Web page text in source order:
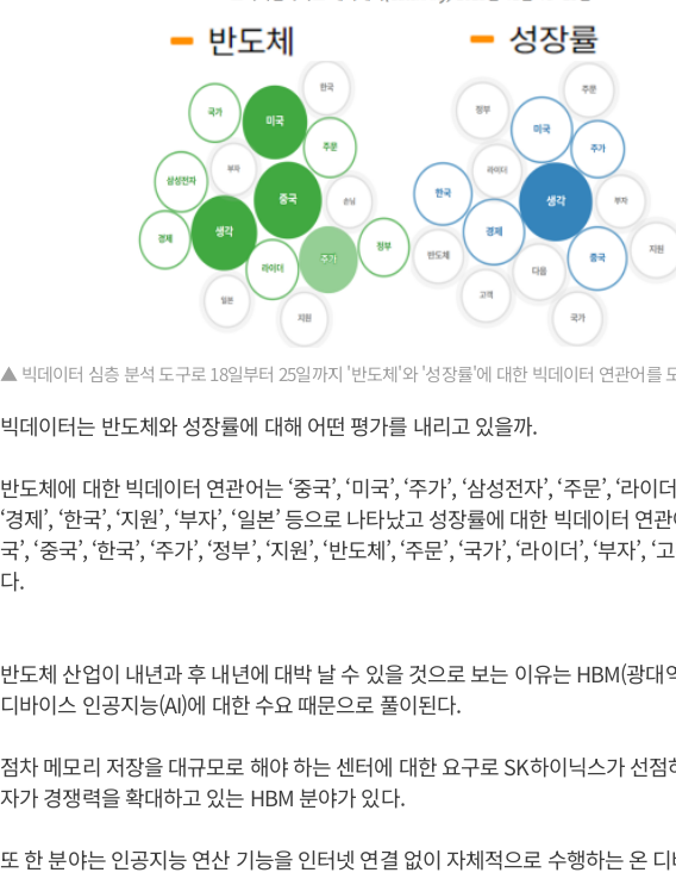
▲ 빅데이터 심층 분석 도구로 18일부터 25일까지 '반도체'와 '성장률'에 대한 빅데이터 연관어를
빅데이터는 반도체와 성장률에 대해 어떤 평가를 내리고 있을까.
반도체에 대한 빅데이터 연관어는 ‘중국’, ‘미국’, ‘주가’, ‘삼성전자’, ‘주문’, ‘라이더
‘경제’, ‘한국’, ‘지원’, ‘부자’, ‘일본’ 등으로 나타났고 성장률에 대한 빅데이터 연관
국’, ‘중국’, ‘한국’, ‘주가’, ‘정부’, ‘지원’, ‘반도체’, ‘주문’, ‘국가’, ‘라이더’, ‘부자’,
다.
반도체 산업이 내년과 후 내년에 대박 날 수 있을 것으로 보는 이유는 HBM(광대
디바이스 인공지능(AI)에 대한 수요 때문으로 풀이된다.
점차 메모리 저장을 대규모로 해야 하는 센터에 대한 요구로 SK하이닉스가 선점
자가 경쟁력을 확대하고 있는 HBM 분야가 있다.
또 한 분야는 인공지능 연산 기능을 인터넷 연결 없이 자체적으로 수행하는 온